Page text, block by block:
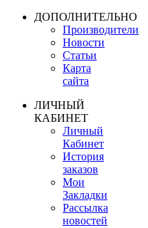
ДОПОЛНИТЕЛЬНО
Производители
Новости
Статьи
Карта
сайта
ЛИЧНЫЙ
КАБИНЕТ
Личный
Кабинет
История
заказов
Мои
Закладки
Рассылка
новостей